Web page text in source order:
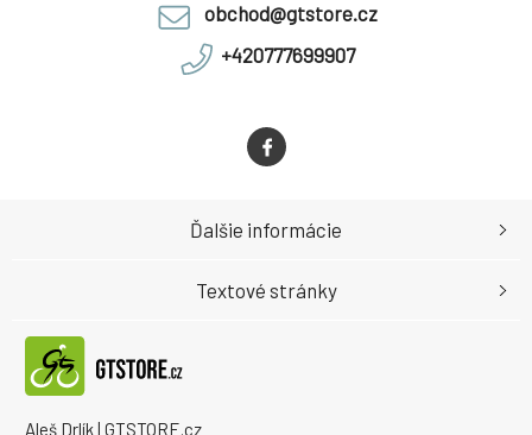
obchod@gtstore.cz
+420777699907
Aleš Drlík | GTSTORE.cz
Ďalšie informácie
Textové stránky